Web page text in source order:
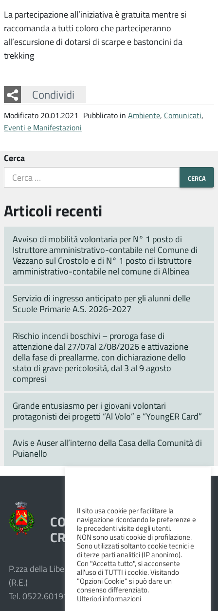
La partecipazione all’iniziativa è gratuita mentre si
raccomanda a tutti coloro che parteciperanno
all’escursione di dotarsi di scarpe e bastoncini da
trekking
Condividi
Facebook
Twitter
Whatsapp
Modificato 20.01.2021 Pubblicato in Ambiente, Comunicati,
Eventi e Manifestazioni
Cerca
Articoli recenti
Avviso di mobilità volontaria per N° 1 posto di
Istruttore amministrativo-contabile nel Comune di
Vezzano sul Crostolo e di N° 1 posto di Istruttore
amministrativo-contabile nel comune di Albinea
Servizio di ingresso anticipato per gli alunni delle
Scuole Primarie A.S. 2026-2027
Rischio incendi boschivi – proroga fase di
attenzione dal 27/07al 2/08/2026 e attivazione
della fase di preallarme, con dichiarazione dello
stato di grave pericolosità, dal 3 al 9 agosto
compresi
Grande entusiasmo per i giovani volontari
protagonisti dei progetti “Al Volo” e “YoungER Card”
Avis e Auser all’interno della Casa della Comunità di
Puianello
COMUNE DI VEZZANO SUL
CROSTOLO
P.zza della Libertà, 1 – 42030 Vezzano sul Crostolo
(R.E.)
Tel. 0522.601911 – Fax 0522.601947
Il sito usa cookie per facilitare la
navigazione ricordando le preferenze e
le precedenti visite degli utenti.
NON sono usati cookie di profilazione.
Sono utilizzati soltanto cookie tecnici e
di terze parti analitici (IP anonimo).
Con "Accetta tutto", si acconsente
all'uso di TUTTI i cookie. Visitando
"Opzioni Cookie" si può dare un
consenso differenziato.
Ulteriori informazioni